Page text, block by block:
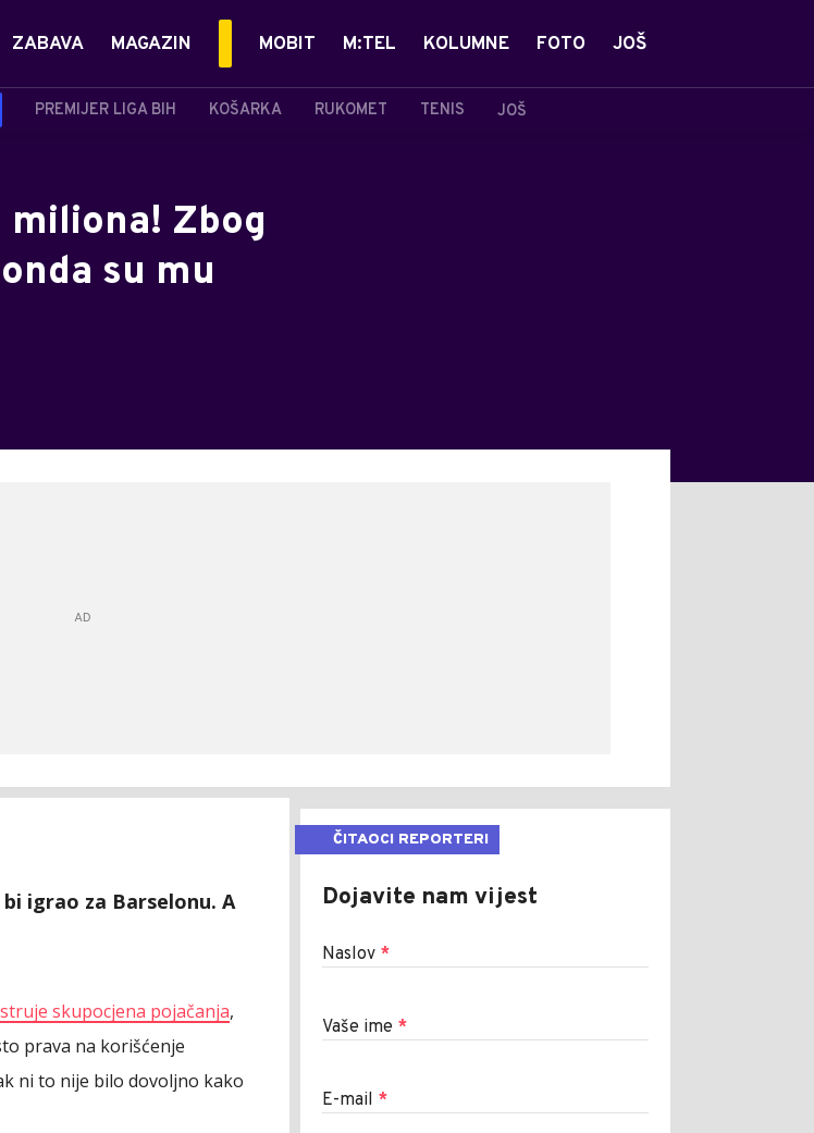
PREMIJER LIGA BIH KOŠARKA RUKOMET TENIS JOŠ
ZABAVA MAGAZIN MOBIT M:TEL KOLUMNE FOTO JOŠ
Zbog
su mu
igrao za Barselonu. A
skupocjena pojačanja,
prava na korišćenje
ni to nije bilo dovoljno kako
ČITAOCI REPORTERI
Dojavite nam vijest
Naslov *
Vaše ime *
E-mail *